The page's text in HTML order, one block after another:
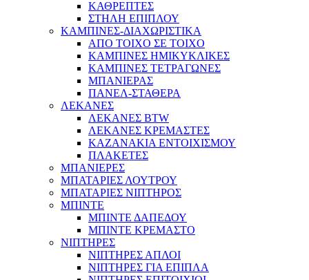
ΚΑΘΡΕΠΤΕΣ
ΣΤΗΛΗ ΕΠΙΠΛΟΥ
ΚΑΜΠΙΝΕΣ-ΔΙΑΧΩΡΙΣΤΙΚΑ
ΑΠΟ ΤΟΙΧΟ ΣΕ ΤΟΙΧΟ
ΚΑΜΠΙΝΕΣ ΗΜΙΚΥΚΛΙΚΕΣ
ΚΑΜΠΙΝΕΣ ΤΕΤΡΑΓΩΝΕΣ
ΜΠΑΝΙΕΡΑΣ
ΠΑΝΕΛ-ΣΤΑΘΕΡΑ
ΛΕΚΑΝΕΣ
ΛΕΚΑΝΕΣ BTW
ΛΕΚΑΝΕΣ ΚΡΕΜΑΣΤΕΣ
ΚΑΖΑΝΑΚΙΑ ΕΝΤΟΙΧΙΣΜΟΥ
ΠΛΑΚΕΤΕΣ
ΜΠΑΝΙΕΡΕΣ
ΜΠΑΤΑΡΙΕΣ ΛΟΥΤΡΟΥ
ΜΠΑΤΑΡΙΕΣ ΝΙΠΤΗΡΟΣ
ΜΠΙΝΤΕ
ΜΠΙΝΤΕ ΔΑΠΕΔΟΥ
ΜΠΙΝΤΕ ΚΡΕΜΑΣΤΟ
ΝΙΠΤΗΡΕΣ
ΝΙΠΤΗΡΕΣ ΑΠΛΟΙ
ΝΙΠΤΗΡΕΣ ΓΙΑ ΕΠΙΠΛΑ